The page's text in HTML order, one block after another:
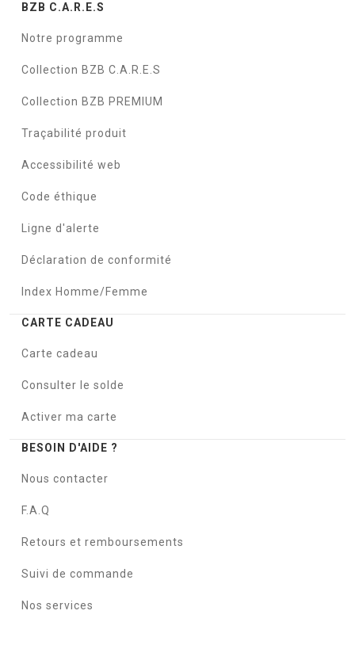
BZB C.A.R.E.S
Notre programme
Collection BZB C.A.R.E.S
Collection BZB PREMIUM
Traçabilité produit
Accessibilité web
Code éthique
Ligne d'alerte
Déclaration de conformité
Index Homme/Femme
CARTE CADEAU
Carte cadeau
Consulter le solde
Activer ma carte
BESOIN D'AIDE ?
Nous contacter
F.A.Q
Retours et remboursements
Suivi de commande
Nos services